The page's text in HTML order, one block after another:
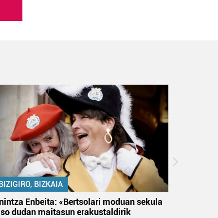
BIZIGIRO, BIZKAIA
Enbeita: «Bertsolari moduan sekula
dudan maitasun erakustaldirik